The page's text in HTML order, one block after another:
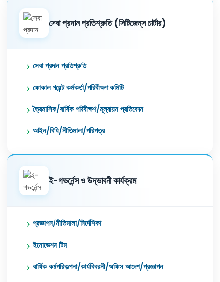
সেবা প্রদান প্রতিশ্রুতি (সিটিজেন্‌স চার্টার)
সেবা প্রদান প্রতিশ্রুতি
ফোকাল পয়েন্ট কর্মকর্তা/পরিবীক্ষণ কমিটি
ত্রৈমাসিক/বার্ষিক পরিবীক্ষণ/মূল্যায়ন প্রতিবেদন
আইন/বিধি/নীতিমালা/পরিপত্র
ই-গভর্নেন্স ও উদ্ভাবনী কার্যক্রম
প্রজ্ঞাপন/নীতিমালা/নির্দেশিকা
ইনোভেশন টিম
বার্ষিক কর্মপরিকল্পনা/কার্যবিবরনী/অফিস আদেশ/প্রজ্ঞাপন